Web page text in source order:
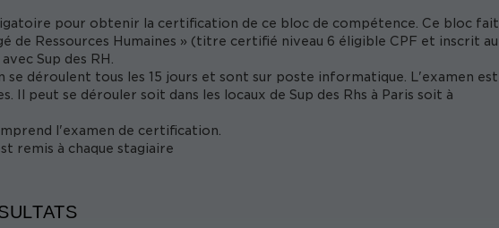
pour obtenir la certification de ce bloc de compétence. Ce bloc fait
de Ressources Humaines » (titre certifié niveau 6 éligible CPF et inscrit au
Sup des RH.
se déroulent tous les 15 jours et sont sur poste informatique. L'examen est
Il peut se dérouler soit dans les locaux de Sup des Rhs à Paris soit à
l'examen de certification.
remis à chaque stagiaire